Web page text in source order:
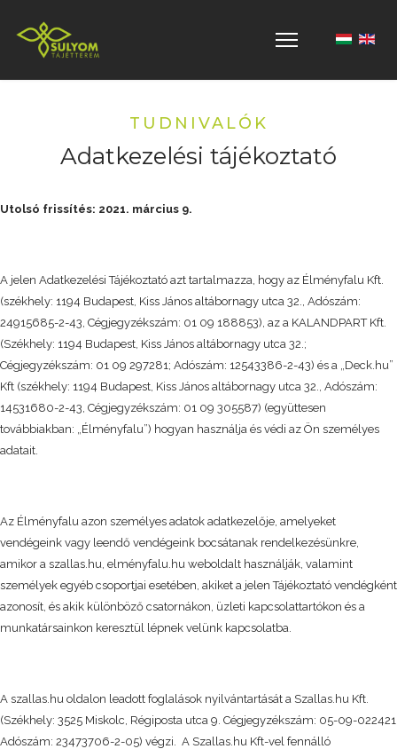
TUDNIVALÓK
Adatkezelési tájékoztató
Utolsó frissítés: 2021. március 9.
A jelen Adatkezelési Tájékoztató azt tartalmazza, hogy az Élményfalu Kft.
(székhely: 1194 Budapest, Kiss János altábornagy utca 32., Adószám:
24915685-2-43, Cégjegyzékszám: 01 09 188853), az a KALANDPART Kft.
(Székhely: 1194 Budapest, Kiss János altábornagy utca 32.;
Cégjegyzékszám: 01 09 297281; Adószám: 12543386-2-43) és a „Deck.hu”
Kft (székhely: 1194 Budapest, Kiss János altábornagy utca 32., Adószám:
14531680-2-43, Cégjegyzékszám: 01 09 305587) (együttesen
továbbiakban: „Élményfalu”) hogyan használja és védi az Ön személyes
adatait.
Az Élményfalu azon személyes adatok adatkezelője, amelyeket
vendégeink vagy leendő vendégeink bocsátanak rendelkezésünkre,
amikor a szallas.hu, elményfalu.hu weboldalt használják, valamint
személyek egyéb csoportjai esetében, akiket a jelen Tájékoztató vendégként
azonosít, és akik különböző csatornákon, üzleti kapcsolattartókon és a
munkatársainkon keresztül lépnek velünk kapcsolatba.
A szallas.hu oldalon leadott foglalások nyilvántartását a Szallas.hu Kft.
(Székhely: 3525 Miskolc, Régiposta utca 9. Cégjegyzékszám: 05-09-022421
Adószám: 23473706-2-05) végzi. A Szallas.hu Kft-vel fennálló